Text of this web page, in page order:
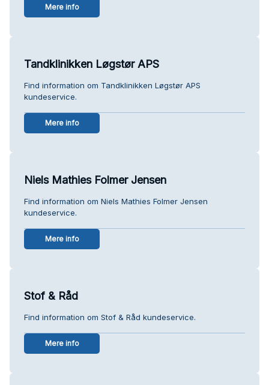
Mere info
Tandklinikken Løgstør APS
Find information om Tandklinikken Løgstør APS
kundeservice.
Mere info
Niels Mathies Folmer Jensen
Find information om Niels Mathies Folmer Jensen
kundeservice.
Mere info
Stof & Råd
Find information om Stof & Råd kundeservice.
Mere info